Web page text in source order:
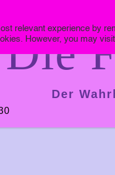
Die
Der
relevant experience by
However, you may